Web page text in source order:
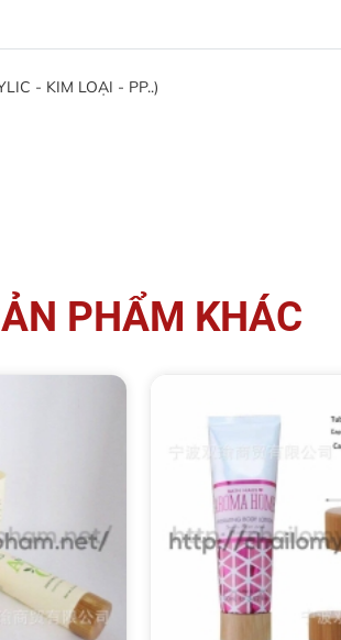
- KIM LOẠI - PP..)
PHẨM KHÁC